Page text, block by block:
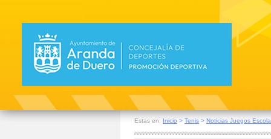
Estas en: Inicio > Tenis > Noticias Juegos